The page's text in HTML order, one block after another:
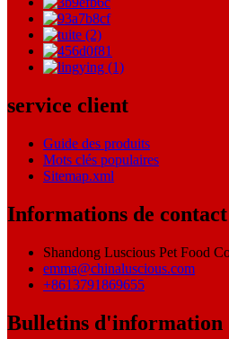
service client
Guide des produits
Mots clés populaires
Sitemap.xml
Informations de contact
Shandong Luscious Pet Food
emma@chinaluscious.com
+8613791869655
Bulletins d'information